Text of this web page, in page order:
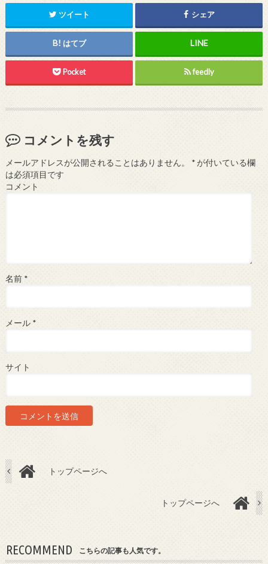
ツイート シェア
はてブ
Pocket feedly
コメントを残す
メールアドレスが公開されることはありません。 *が付いている欄
は必須項目です
コメント
名前 *
メール *
サイト
トップページへ
トップページへ
RECOMMEND こちらの記事も人気です。